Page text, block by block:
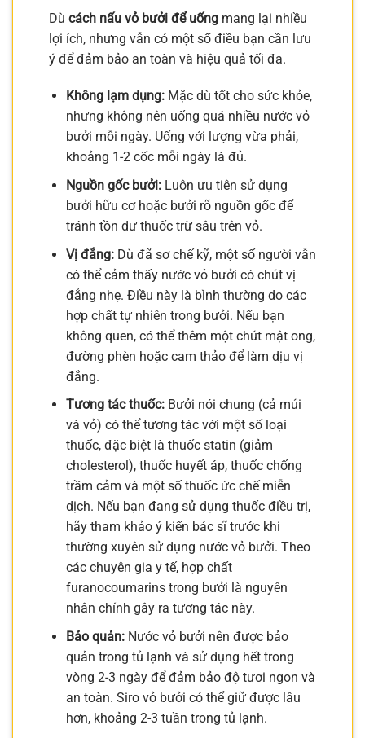
Dù cách nấu vỏ bưởi để uống mang lại nhiều
lợi ích, nhưng vẫn có một số điều bạn cần lưu
ý để đảm bảo an toàn và hiệu quả tối đa.
Không lạm dụng:Mặc dù tốt cho sức khỏe,
nhưng không nên uống quá nhiều nước vỏ
bưởi mỗi ngày. Uống với lượng vừa phải,
khoảng 1-2 cốc mỗi ngày là đủ.
Nguồn gốc bưởi:Luôn ưu tiên sử dụng
bưởi hữu cơ hoặc bưởi rõ nguồn gốc để
tránh tồn dư thuốc trừ sâu trên vỏ.
Vị đắng:Dù đã sơ chế kỹ, một số người vẫn
có thể cảm thấy nước vỏ bưởi có chút vị
đắng nhẹ. Điều này là bình thường do các
hợp chất tự nhiên trong bưởi. Nếu bạn
không quen, có thể thêm một chút mật ong,
đường phèn hoặc cam thảo để làm dịu vị
đắng.
Tương tác thuốc:Bưởi nói chung (cả múi
và vỏ) có thể tương tác với một số loại
thuốc, đặc biệt là thuốc statin (giảm
cholesterol), thuốc huyết áp, thuốc chống
trầm cảm và một số thuốc ức chế miễn
dịch. Nếu bạn đang sử dụng thuốc điều trị,
hãy tham khảo ý kiến bác sĩ trước khi
thường xuyên sử dụng nước vỏ bưởi. Theo
các chuyên gia y tế, hợp chất
furanocoumarins trong bưởi là nguyên
nhân chính gây ra tương tác này.
Bảo quản:Nước vỏ bưởi nên được bảo
quản trong tủ lạnh và sử dụng hết trong
vòng 2-3 ngày để đảm bảo độ tươi ngon và
an toàn. Siro vỏ bưởi có thể giữ được lâu
hơn, khoảng 2-3 tuần trong tủ lạnh.